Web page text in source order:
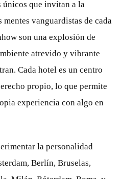
únicos que invitan a la
vanguardistas de cada
son una explosión de
atrevido y vibrante
Cada hotel es un centro
propio, lo que permite
experiencia con algo en
la personalidad
Berlín, Bruselas,